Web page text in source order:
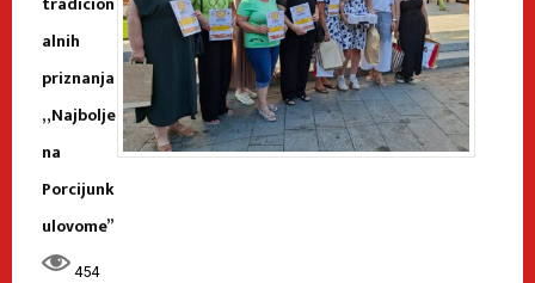
alnih
priznanja
„Najbolje
na
Porcijunk
ulovome”
454